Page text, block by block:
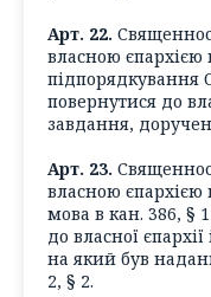
Арт. 22.
власною єпархією
підпорядкування
повернутися до
завдання,
Арт. 23.
власною єпархією
мова в кан. 386, §
до власної
на який був
2, § 2.